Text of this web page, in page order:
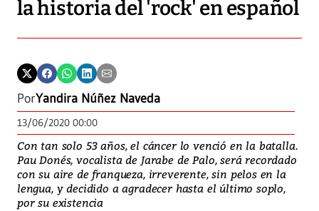
la historia del 'rock' en español
PorYandira Núñez Naveda
13/06/2020 00:00
Con tan solo 53 años, el cáncer lo venció en la batalla.
Pau Donés, vocalista de Jarabe de Palo, será recordado
con su aire de franqueza, irreverente, sin pelos en la
lengua, y decidido a agradecer hasta el último soplo,
por su existencia